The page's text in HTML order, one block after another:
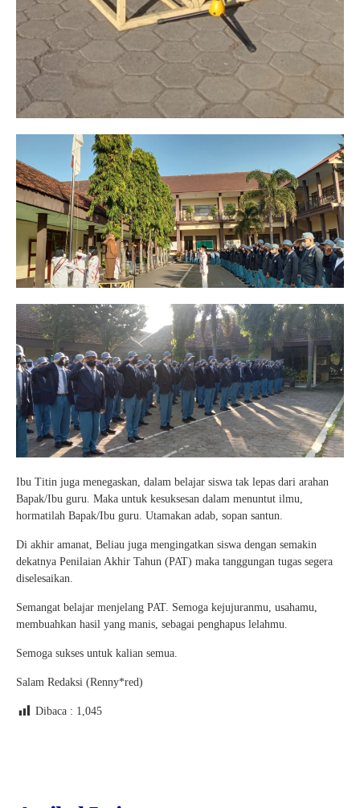
Ibu Titin juga menegaskan, dalam belajar siswa tak lepas dari arahan
Bapak/Ibu guru. Maka untuk kesuksesan dalam menuntut ilmu,
hormatilah Bapak/Ibu guru. Utamakan adab, sopan santun.
Di akhir amanat, Beliau juga mengingatkan siswa dengan semakin
dekatnya Penilaian Akhir Tahun (PAT) maka tanggungan tugas segera
diselesaikan.
Semangat belajar menjelang PAT. Semoga kejujuranmu, usahamu,
membuahkan hasil yang manis, sebagai penghapus lelahmu.
Semoga sukses untuk kalian semua.
Salam Redaksi (Renny*red)
Dibaca : 1,045